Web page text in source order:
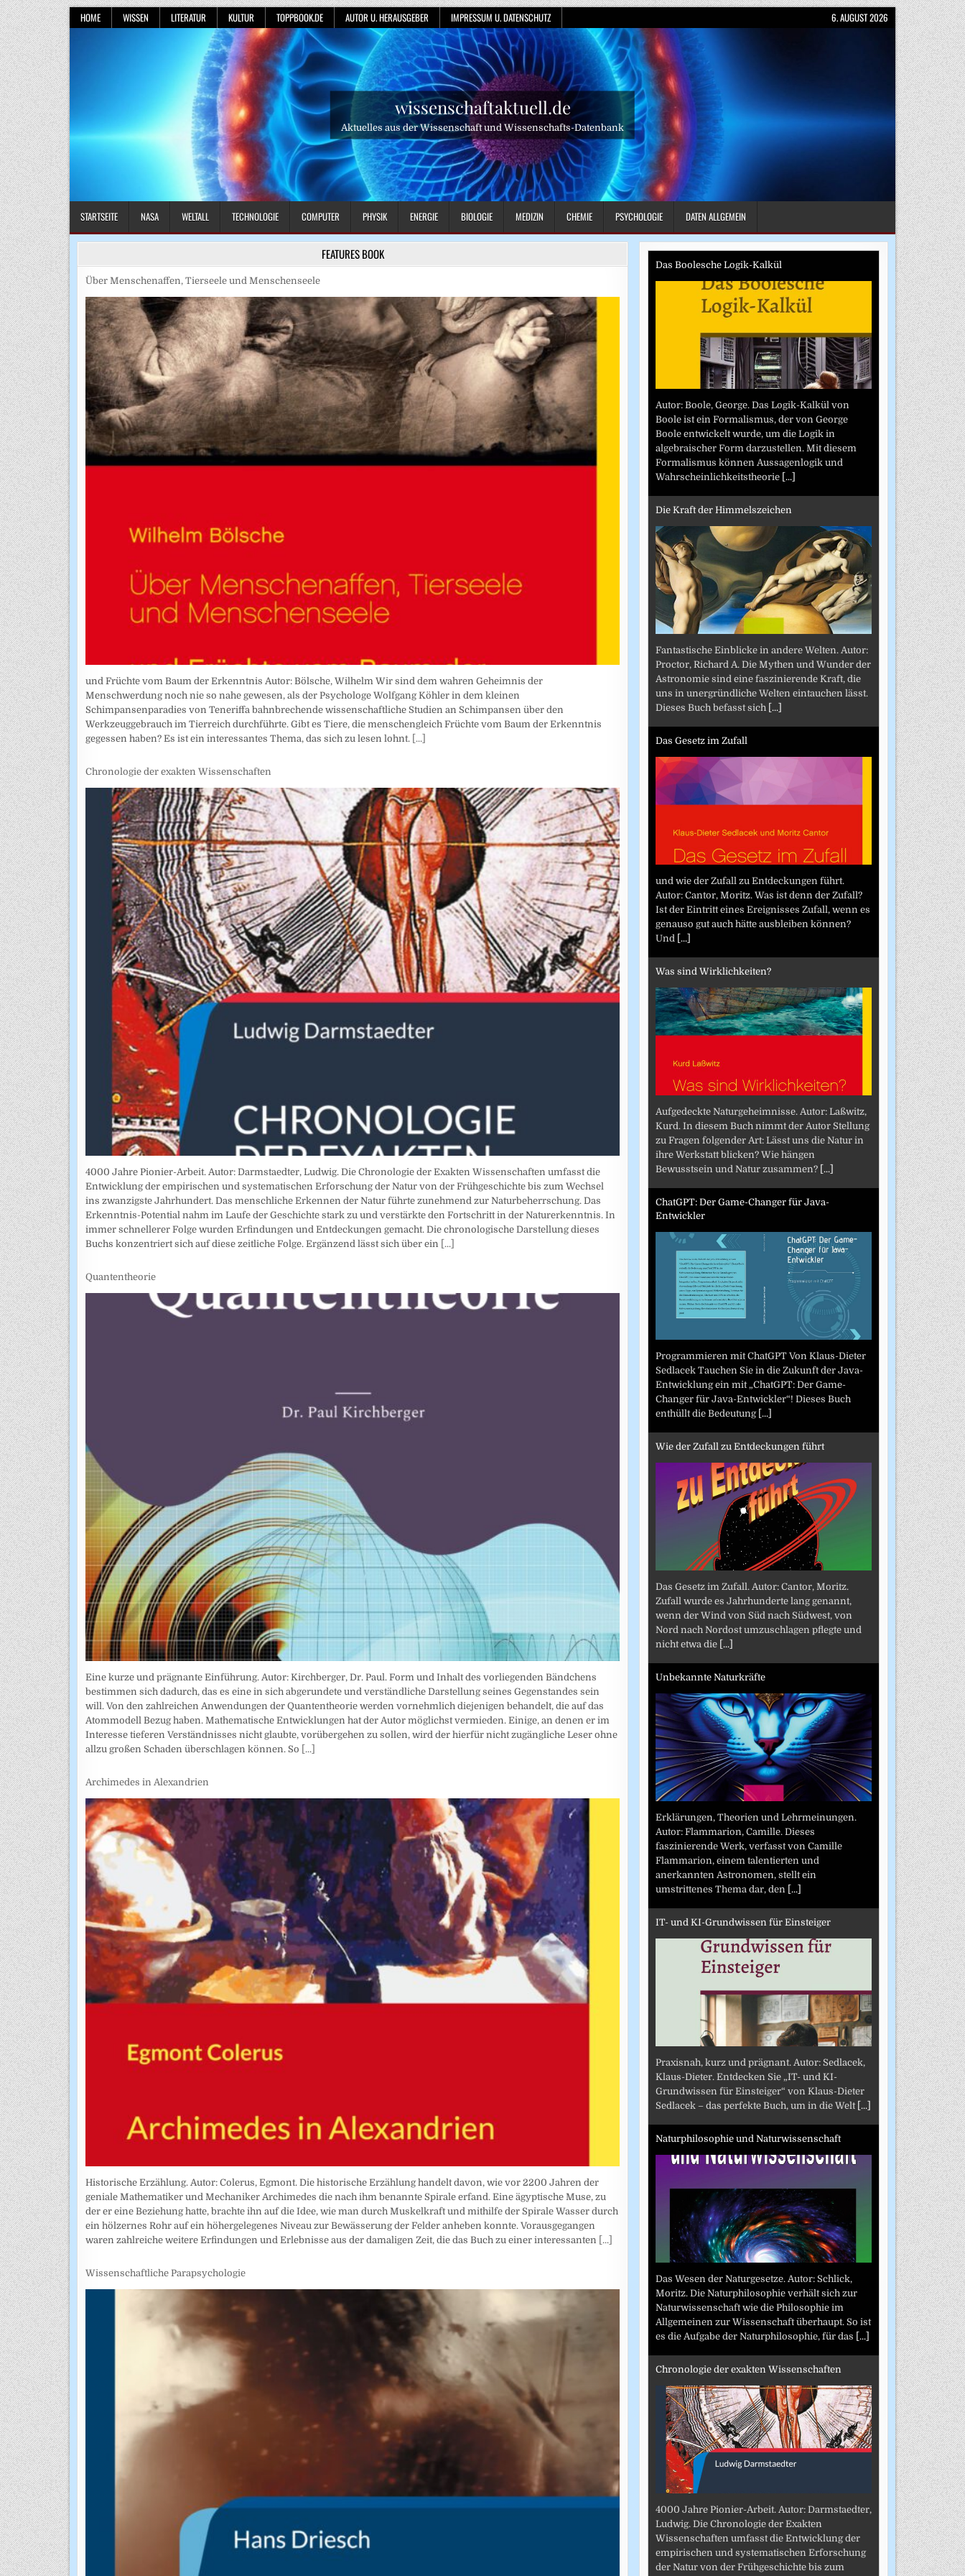
Skip
to
content
HOME WISSEN LITERATUR KULTUR TOPPBOOK.DE AUTOR U. HERAUSGEBER IMPRESSUM U. DATENSCHUTZ 6. AUGUST 2026
wissenschaftaktuell.de
Aktuelles aus der Wissenschaft und Wissenschafts-Datenbank
STARTSEITE NASA WELTALL TECHNOLOGIE COMPUTER PHYSIK ENERGIE BIOLOGIE MEDIZIN CHEMIE PSYCHOLOGIE DATEN ALLGEMEIN
FEATURES BOOK
Über Menschenaffen, Tierseele und Menschenseele
und Früchte vom Baum der Erkenntnis Autor: Bölsche, Wilhelm Wir sind dem wahren Geheimnis der
Menschwerdung noch nie so nahe gewesen, als der Psychologe Wolfgang Köhler in dem kleinen
Schimpansenparadies von Teneriffa bahnbrechende wissenschaftliche Studien an Schimpansen über den
Werkzeuggebrauch im Tierreich durchführte. Gibt es Tiere, die menschengleich Früchte vom Baum der Erkenntnis
gegessen haben? Es ist ein interessantes Thema, das sich zu lesen lohnt. [...]
Chronologie der exakten Wissenschaften
4000 Jahre Pionier-Arbeit. Autor: Darmstaedter, Ludwig. Die Chronologie der Exakten Wissenschaften umfasst die
Entwicklung der empirischen und systematischen Erforschung der Natur von der Frühgeschichte bis zum Wechsel
ins zwanzigste Jahrhundert. Das menschliche Erkennen der Natur führte zunehmend zur Naturbeherrschung. Das
Erkenntnis-Potential nahm im Laufe der Geschichte stark zu und verstärkte den Fortschritt in der Naturerkenntnis. In
immer schnellerer Folge wurden Erfindungen und Entdeckungen gemacht. Die chronologische Darstellung dieses
Buchs konzentriert sich auf diese zeitliche Folge. Ergänzend lässt sich über ein [...]
Quantentheorie
Eine kurze und prägnante Einführung. Autor: Kirchberger, Dr. Paul. Form und Inhalt des vorliegenden Bändchens
bestimmen sich dadurch, das es eine in sich abgerundete und verständliche Darstellung seines Gegenstandes sein
will. Von den zahlreichen Anwendungen der Quantentheorie werden vornehmlich diejenigen behandelt, die auf das
Atommodell Bezug haben. Mathematische Entwicklungen hat der Autor möglichst vermieden. Einige, an denen er im
Interesse tieferen Verständnisses nicht glaubte, vorübergehen zu sollen, wird der hierfür nicht zugängliche Leser ohne
allzu großen Schaden überschlagen können. So [...]
Archimedes in Alexandrien
Historische Erzählung. Autor: Colerus, Egmont. Die historische Erzählung handelt davon, wie vor 2200 Jahren der
geniale Mathematiker und Mechaniker Archimedes die nach ihm benannte Spirale erfand. Eine ägyptische Muse, zu
der er eine Beziehung hatte, brachte ihn auf die Idee, wie man durch Muskelkraft und mithilfe der Spirale Wasser durch
ein hölzernes Rohr auf ein höhergelegenes Niveau zur Bewässerung der Felder anheben konnte. Vorausgegangen
waren zahlreiche weitere Erfindungen und Erlebnisse aus der damaligen Zeit, die das Buch zu einer interessanten [...]
Wissenschaftliche Parapsychologie
Das Boolesche Logik-Kalkül
Autor: Boole, George. Das Logik-Kalkül von
Boole ist ein Formalismus, der von George
Boole entwickelt wurde, um die Logik in
algebraischer Form darzustellen. Mit diesem
Formalismus können Aussagenlogik und
Wahrscheinlichkeitstheorie [...]
Die Kraft der Himmelszeichen
Fantastische Einblicke in andere Welten. Autor:
Proctor, Richard A. Die Mythen und Wunder der
Astronomie sind eine faszinierende Kraft, die
uns in unergründliche Welten eintauchen lässt.
Dieses Buch befasst sich [...]
Das Gesetz im Zufall
und wie der Zufall zu Entdeckungen führt.
Autor: Cantor, Moritz. Was ist denn der Zufall?
Ist der Eintritt eines Ereignisses Zufall, wenn es
genauso gut auch hätte ausbleiben können?
Und [...]
Was sind Wirklichkeiten?
Aufgedeckte Naturgeheimnisse. Autor: Laßwitz,
Kurd. In diesem Buch nimmt der Autor Stellung
zu Fragen folgender Art: Lässt uns die Natur in
ihre Werkstatt blicken? Wie hängen
Bewusstsein und Natur zusammen? [...]
ChatGPT: Der Game-Changer für Java-
Entwickler
Programmieren mit ChatGPT Von Klaus-Dieter
Sedlacek Tauchen Sie in die Zukunft der Java-
Entwicklung ein mit „ChatGPT: Der Game-
Changer für Java-Entwickler“! Dieses Buch
enthüllt die Bedeutung [...]
Wie der Zufall zu Entdeckungen führt
Das Gesetz im Zufall. Autor: Cantor, Moritz.
Zufall wurde es Jahrhunderte lang genannt,
wenn der Wind von Süd nach Südwest, von
Nord nach Nordost umzuschlagen pflegte und
nicht etwa die [...]
Unbekannte Naturkräfte
Erklärungen, Theorien und Lehrmeinungen.
Autor: Flammarion, Camille. Dieses
faszinierende Werk, verfasst von Camille
Flammarion, einem talentierten und
anerkannten Astronomen, stellt ein
umstrittenes Thema dar, den [...]
IT- und KI-Grundwissen für Einsteiger
Praxisnah, kurz und prägnant. Autor: Sedlacek,
Klaus-Dieter. Entdecken Sie „IT- und KI-
Grundwissen für Einsteiger“ von Klaus-Dieter
Sedlacek – das perfekte Buch, um in die Welt [...]
Naturphilosophie und Naturwissenschaft
Das Wesen der Naturgesetze. Autor: Schlick,
Moritz. Die Naturphilosophie verhält sich zur
Naturwissenschaft wie die Philosophie im
Allgemeinen zur Wissenschaft überhaupt. So ist
es die Aufgabe der Naturphilosophie, für das [...]
Chronologie der exakten Wissenschaften
4000 Jahre Pionier-Arbeit. Autor: Darmstaedter,
Ludwig. Die Chronologie der Exakten
Wissenschaften umfasst die Entwicklung der
empirischen und systematischen Erforschung
der Natur von der Frühgeschichte bis zum